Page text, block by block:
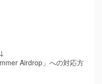
Airdrop」への対応方